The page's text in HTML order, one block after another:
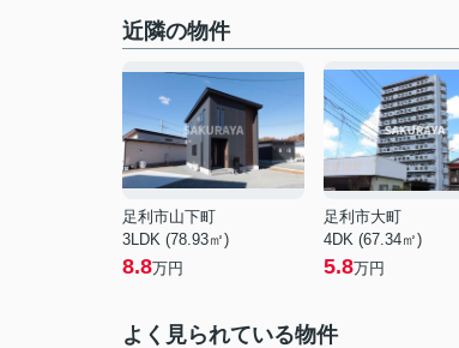
近隣の物件
足利市山下町
3LDK (78.93㎡)
8.8万円
足利市大町
4DK (67.34㎡)
5.8万円
よく見られている物件